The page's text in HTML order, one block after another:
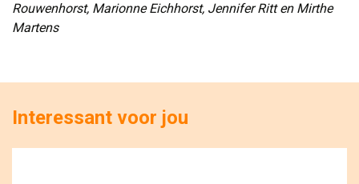
Rouwenhorst, Marionne Eichhorst, Jennifer Ritt en Mirthe
Martens
Interessant voor jou